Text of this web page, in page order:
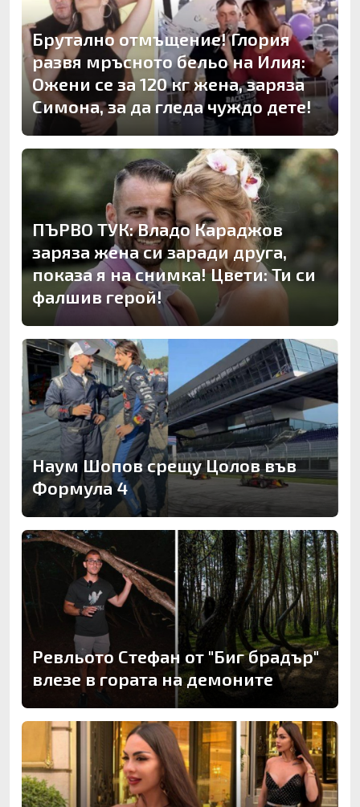
Брутално отмъщение! Глория
развя мръсното бельо на Илия:
Ожени се за 120 кг жена, заряза
Симона, за да гледа чуждо дете!
ПЪРВО ТУК: Владо Караджов
заряза жена си заради друга,
показа я на снимка! Цвети: Ти си
фалшив герой!
Наум Шопов срещу Цолов във
Формула 4
Ревльото Стефан от "Биг брадър"
влезе в гората на демоните